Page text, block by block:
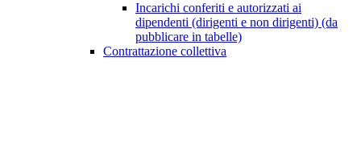
Incarichi conferiti e autorizzati ai
dipendenti (dirigenti e non dirigenti) (da
pubblicare in tabelle)
Contrattazione collettiva